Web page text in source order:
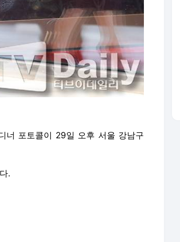
너 포토콜이 29일 오후 서울 강남구
.